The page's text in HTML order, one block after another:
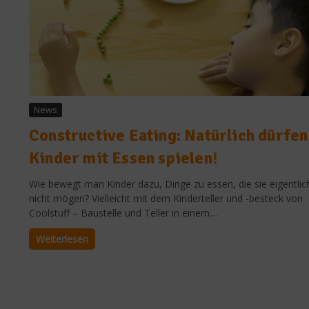
News
Constructive Eating: Natürlich dürfen
Kinder mit Essen spielen!
Wie bewegt man Kinder dazu, Dinge zu essen, die sie
nicht mögen? Vielleicht mit dem Kinderteller und -besteck von
Coolstuff – Baustelle und Teller in einem....
Weiterlesen